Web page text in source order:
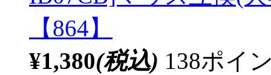
【864】
¥1,380(税込) 138ポイ